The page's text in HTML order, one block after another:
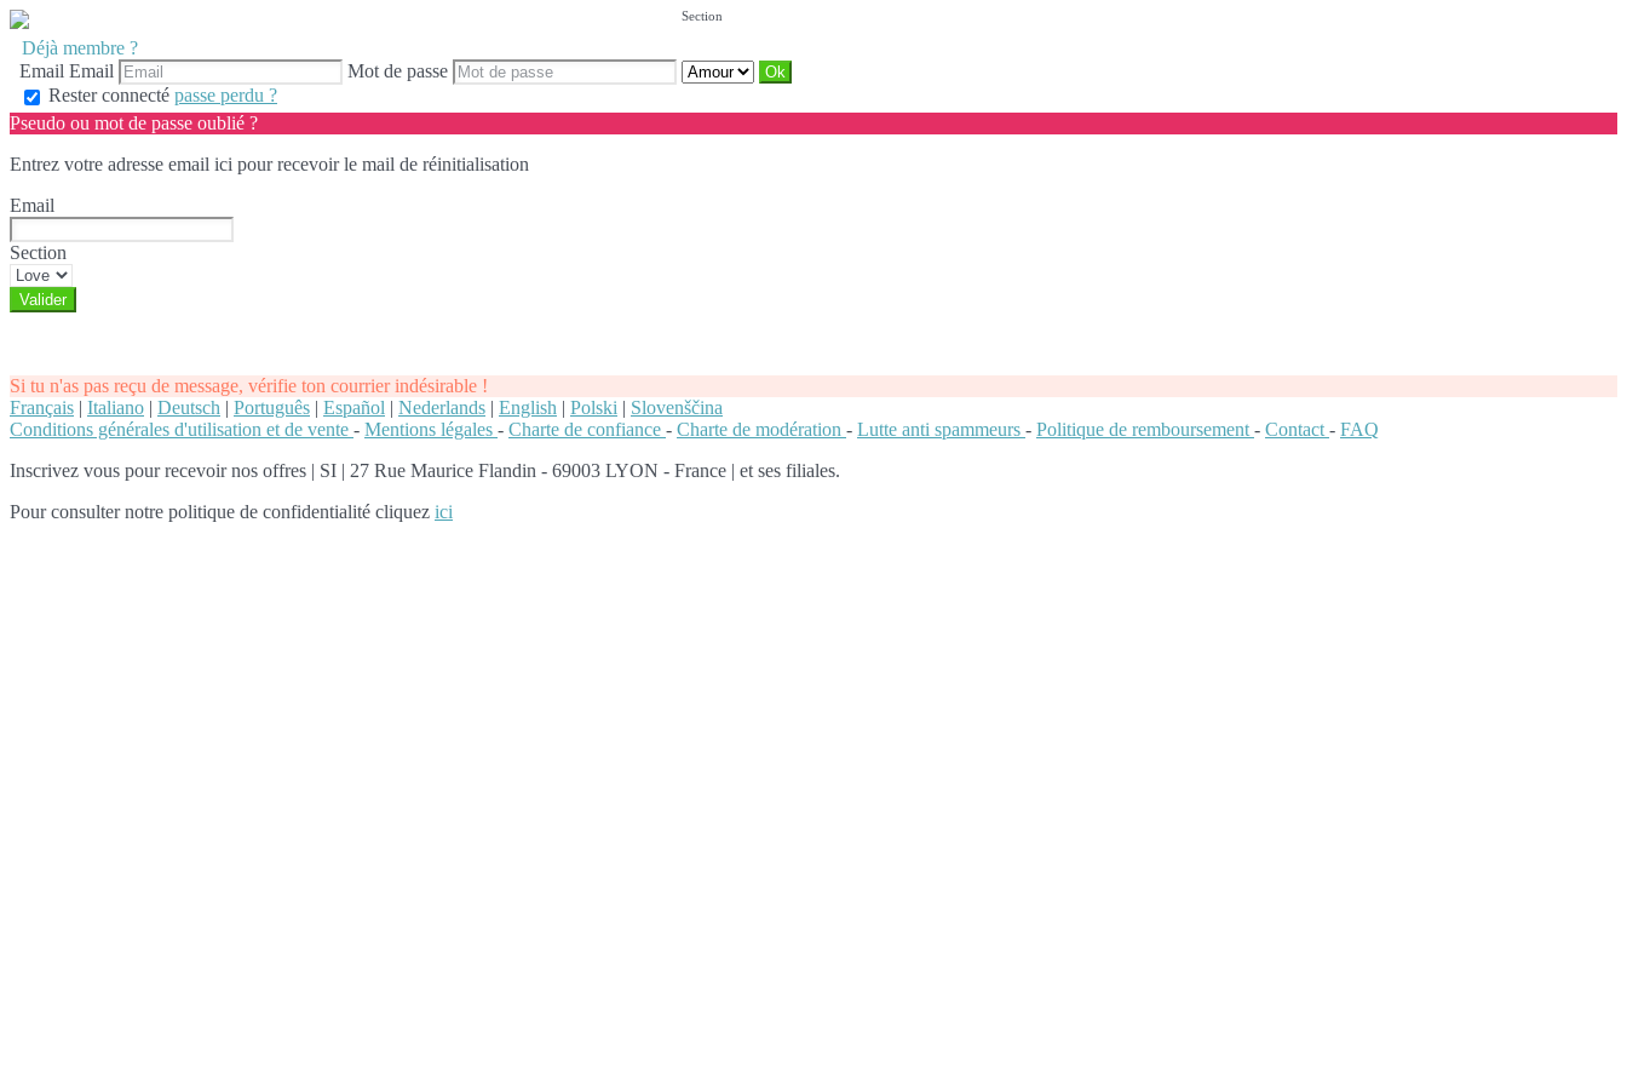
Déjà membre ?
Email Email Mot de passe
Section
Rester connecté passe perdu ?
Pseudo ou mot de passe oublié ?
Entrez votre adresse email ici pour recevoir le mail de réinitialisation
Email
Section
Si tu n'as pas reçu de message, vérifie ton courrier indésirable !
Français | Italiano | Deutsch | Português | Español | Nederlands | English | Polski | Slovenščina
Conditions générales d'utilisation et de vente - Mentions légales - Charte de confiance - Charte de modération - Lutte anti spammeurs - Politique de remboursement - Contact - FAQ
Inscrivez vous pour recevoir nos offres | SI | 27 Rue Maurice Flandin - 69003 LYON - France | et ses filiales.
Pour consulter notre politique de confidentialité cliquez ici